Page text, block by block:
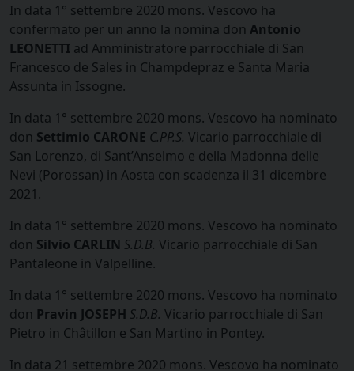
In data 1° settembre 2020 mons. Vescovo ha
confermato per un anno la nomina don Antonio
LEONETTI ad Amministratore parrocchiale di San
Francesco de Sales in Champdepraz e Santa Maria
Assunta in Issogne.
In data 1° settembre 2020 mons. Vescovo ha nominato
don Settimio CARONE C.PP.S. Vicario parrocchiale di
San Lorenzo, di Sant’Anselmo e della Madonna delle
Nevi (Porossan) in Aosta con scadenza il 31 dicembre
2021.
In data 1° settembre 2020 mons. Vescovo ha nominato
don Silvio CARLIN S.D.B. Vicario parrocchiale di San
Pantaleone in Valpelline.
In data 1° settembre 2020 mons. Vescovo ha nominato
don Pravin JOSEPH S.D.B. Vicario parrocchiale di San
Pietro in Châtillon e San Martino in Pontey.
In data 21 settembre 2020 mons. Vescovo ha nominato